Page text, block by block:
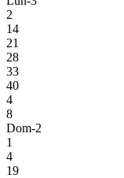
2
14
21
28
33
40
4
8
Dom-2
1
4
19